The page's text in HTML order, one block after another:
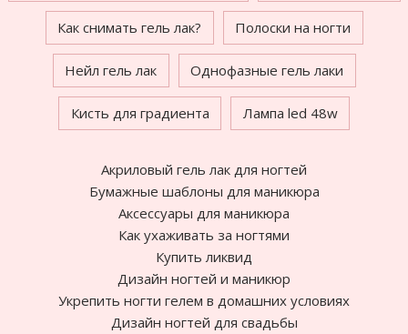
Как снимать гель лак? Полоски на ногти
Нейл гель лак Однофазные гель лаки
Кисть для градиента Лампа led 48w
Акриловый гель лак для ногтей
Бумажные шаблоны для маникюра
Аксессуары для маникюра
Как ухаживать за ногтями
Купить ликвид
Дизайн ногтей и маникюр
Укрепить ногти гелем в домашних условиях
Дизайн ногтей для свадьбы